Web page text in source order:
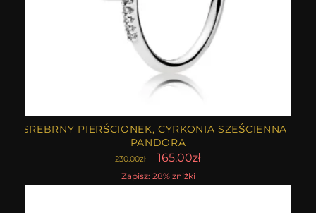
SREBRNY PIERŚCIONEK, CYRKONIA SZEŚCIENNA |
PANDORA
230.00zł 165.00zł
Zapisz: 28% zniżki